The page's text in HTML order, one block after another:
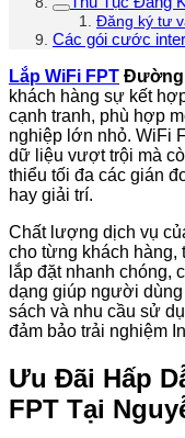
Đăng ký tư
Các gói cước
Lắp WiFi FPT Đường
khách hàng sự kết
cạnh tranh, phù hợp
nghiệp lớn nhỏ. WiFi
dữ liệu vượt trội mà
thiểu tối đa các gián
hay giải trí.
Chất lượng dịch vụ
cho từng khách hàng,
lắp đặt nhanh chóng,
dạng giúp người
sách và nhu cầu sử
đảm bảo trải nghiệm
Ưu Đãi Hấp
FPT Tại